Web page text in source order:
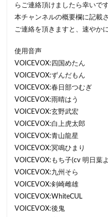
らご連絡頂けましたら幸いです
本チャンネルの概要欄に記載
ご連絡を頂きますと、速やか
使用音声
VOICEVOX:四国めたん
VOICEVOX:ずんだもん
VOICEVOX:春日部つむぎ
VOICEVOX:雨晴はう
VOICEVOX:玄野武宏
VOICEVOX:白上虎太郎
VOICEVOX:青山龍星
VOICEVOX:冥鳴ひまり
VOICEVOX:もち子(cv 明日葉
VOICEVOX:九州そら
VOICEVOX:剣崎雌雄
VOICEVOX:WhiteCUL
VOICEVOX:後鬼